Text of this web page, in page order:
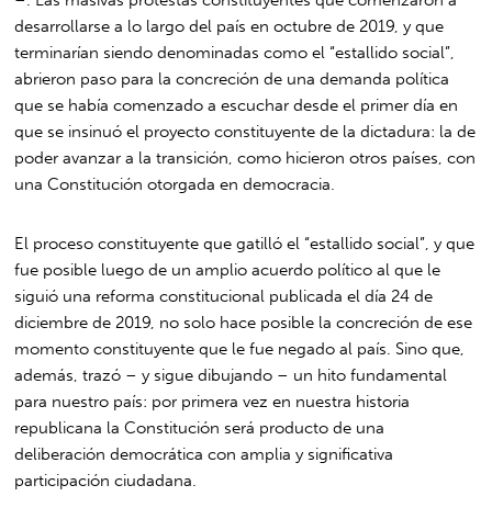
desarrollarse a lo largo del país en octubre de 2019, y que
terminarían siendo denominadas como el “estallido social”,
abrieron paso para la concreción de una demanda política
que se había comenzado a escuchar desde el primer día en
que se insinuó el proyecto constituyente de la dictadura: la de
poder avanzar a la transición, como hicieron otros países, con
una Constitución otorgada en democracia.
El proceso constituyente que gatilló el “estallido social”, y que
fue posible luego de un amplio acuerdo político al que le
siguió una reforma constitucional publicada el día 24 de
diciembre de 2019, no solo hace posible la concreción de ese
momento constituyente que le fue negado al país. Sino que,
además, trazó – y sigue dibujando – un hito fundamental
para nuestro país: por primera vez en nuestra historia
republicana la Constitución será producto de una
deliberación democrática con amplia y significativa
participación ciudadana.